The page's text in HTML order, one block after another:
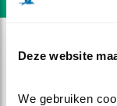
Deze website
We gebruiken